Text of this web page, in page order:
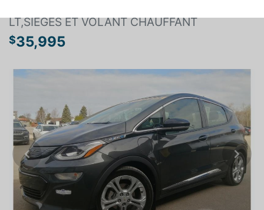
LT,SIEGES ET VOLANT CHAUFFANT
$35,995
Previous Next